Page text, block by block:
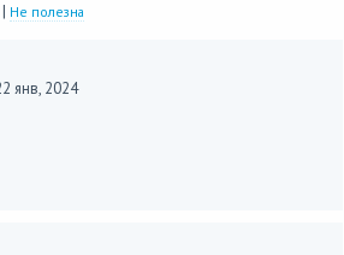
| Не полезна
янв, 2024